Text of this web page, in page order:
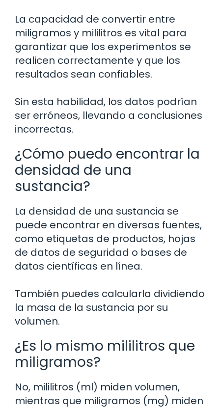
La capacidad de convertir entre
miligramos y mililitros es vital para
garantizar que los experimentos se
realicen correctamente y que los
resultados sean confiables.
Sin esta habilidad, los datos podrían
ser erróneos, llevando a conclusiones
incorrectas.
¿Cómo puedo encontrar la
densidad de una
sustancia?
La densidad de una sustancia se
puede encontrar en diversas fuentes,
como etiquetas de productos, hojas
de datos de seguridad o bases de
datos científicas en línea.
También puedes calcularla dividiendo
la masa de la sustancia por su
volumen.
¿Es lo mismo mililitros que
miligramos?
No, mililitros (ml) miden volumen,
mientras que miligramos (mg) miden